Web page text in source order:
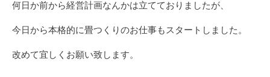
何日か前から経営計画なんかは立てておりましたが、
今日から本格的に畳つくりのお仕事もスタートしました。
改めて宜しくお願い致します。